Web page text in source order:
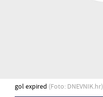
gol expired (Foto: DNEVNIK.hr)